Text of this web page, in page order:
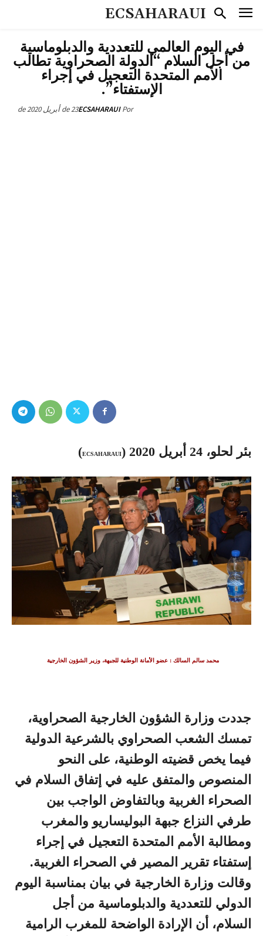
ECSAHARAUI
في اليوم العالمي للتعددية والدبلوماسية
من أجل السلام “الدولة الصحراوية تطالب
الأمم المتحدة التعجيل في إجراء
الإستفتاء”.
Por
ECSAHARAUI23 de أبريل de 2020
بئر لحلو، 24 أبريل 2020 ( ECSAHARAUI
)
محمد سالم السالك : عضو الأمانة الوطنية للجبهة، وزير الشؤون الخارجية
جددت وزارة الشؤون الخارجية الصحراوية،
تمسك الشعب الصحراوي بالشرعية الدولية
فيما يخص قضيته الوطنية، على النحو
المنصوص والمتفق عليه في إتفاق السلام في
الصحراء الغربية وبالتفاوض الواجب بين
طرفي النزاع جبهة البوليساريو والمغرب
ومطالبة الأمم المتحدة التعجيل في إجراء
إستفتاء تقرير المصير في الصحراء الغربية.
وقالت وزارة الخارجية في بيان بمناسبة اليوم
الدولي للتعددية والدبلوماسية من أجل
السلام، أن الإرادة الواضحة للمغرب الرامية